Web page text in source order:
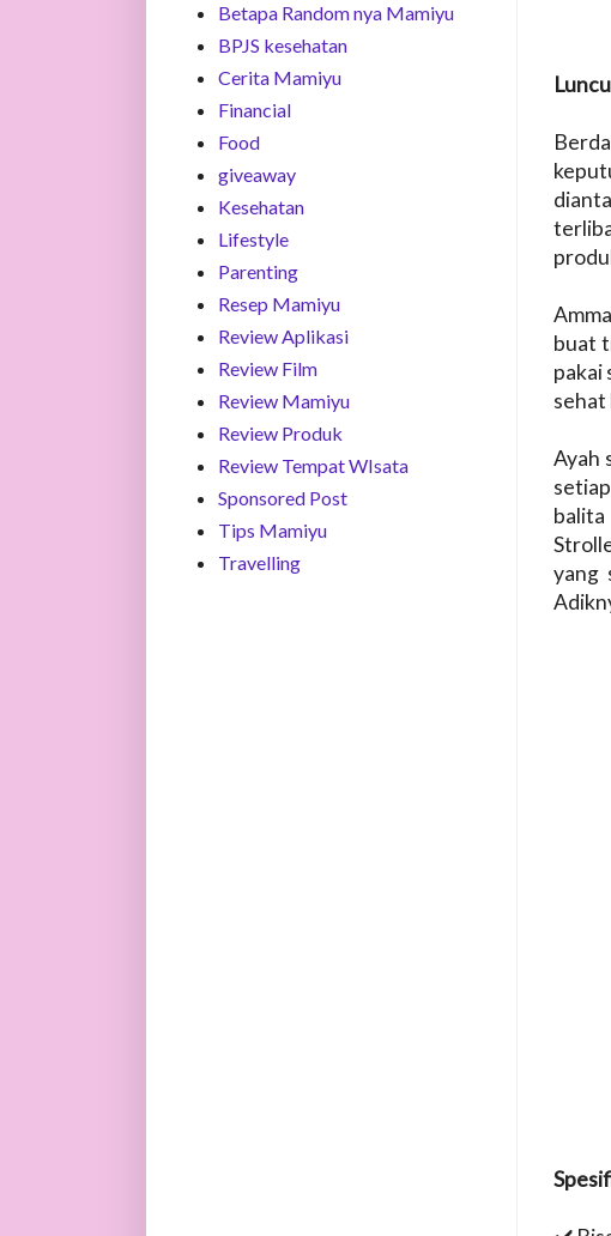
buat
pakai
sehat
Ayah
yang
Betapa Random nya Mamiyu
BPJS kesehatan
Cerita Mamiyu
Financial
Food
giveaway
Kesehatan
Lifestyle
Parenting
Resep Mamiyu
Review Aplikasi
Review Film
Review Mamiyu
Review Produk
Review Tempat WIsata
Sponsored Post
Tips Mamiyu
Travelling